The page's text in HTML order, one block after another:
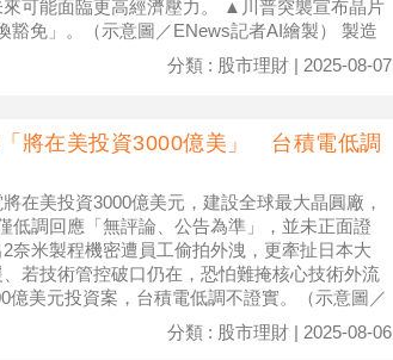
可能面臨更高經濟壓力。 ▲川普突襲宣布晶片
豁免」。（示意圖／ENews記者AI繪製） 製造
分類 : 股市理財 | 2025-08-07
將在美投資3000億美」 台積電低調
在美投資3000億美元，建設全球最大晶圓廠，
低調回應「無評論、公告為準」，並未正面證
奈米製程機密遭員工偷拍外洩，更牽扯日本大
若技術管控破口仍在，恐怕難掩核心技術外流
美元投資案，台積電低調不證實。（示意圖／
分類 : 股市理財 | 2025-08-06